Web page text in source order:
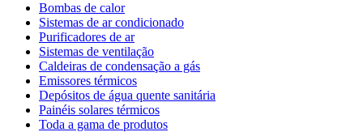
Bombas de calor
Sistemas de ar condicionado
Purificadores de ar
Sistemas de ventilação
Caldeiras de condensação a gás
Emissores térmicos
Depósitos de água quente sanitária
Painéis solares térmicos
Toda a gama de produtos